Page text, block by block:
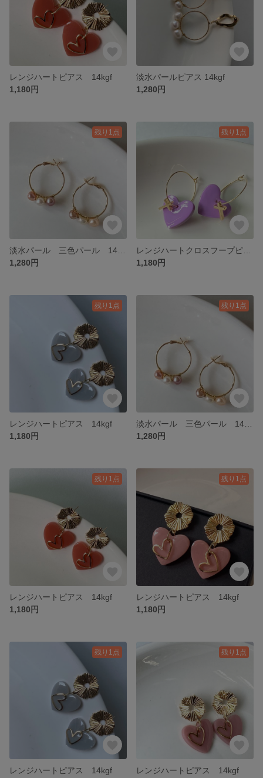
レンジハートピアス 14kgf
1,180円
淡水パールピアス 14kgf
1,280円
残り1点
1,280円
残り1点
1,180円
残り1点
レンジハートピアス 14kgf
1,180円
残り1点
1,280円
残り1点
レンジハートピアス 14kgf
1,180円
残り1点
レンジハートピアス 14kgf
1,180円
残り1点
レンジハートピアス 14kgf
残り1点
レンジハートピアス 14kgf